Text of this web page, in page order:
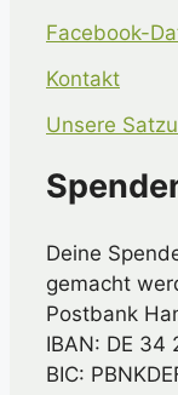
Facebook-
Kontakt
Unsere
Deine
gemacht
Postbank
IBAN: DE
BIC: